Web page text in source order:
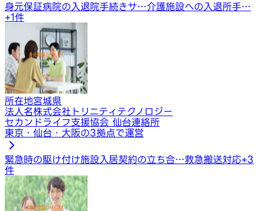
身元保証病院の入退院手続きサ…介護施設への入退所手…
+1件
所在地宮城県
法人名株式会社トリニティテクノロジー
セカンドライフ支援協会 仙台連絡所
東京・仙台・大阪の3拠点で運営
緊急時の駆け付け施設入居契約の立ち合…救急搬送対応+3
件